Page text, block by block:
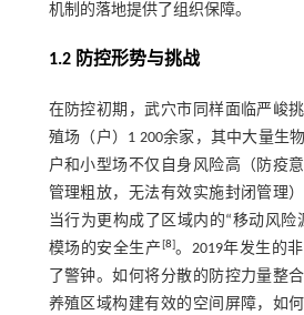
机制的落地提供了组织保障。
1.2 防控形势与挑战
在防控初期，武穴市同样面临严峻
殖场（户）1 200余家，其中大量生
户和小型场不仅自身风险高（防疫
管理粗放，无法有效实施封闭管理
当行为更构成了区域内的“移动风险
模场的安全生产 [8]。2019年发生的
了警钟。如何将分散的防控力量整
养殖区域构建有效的空间屏障，如